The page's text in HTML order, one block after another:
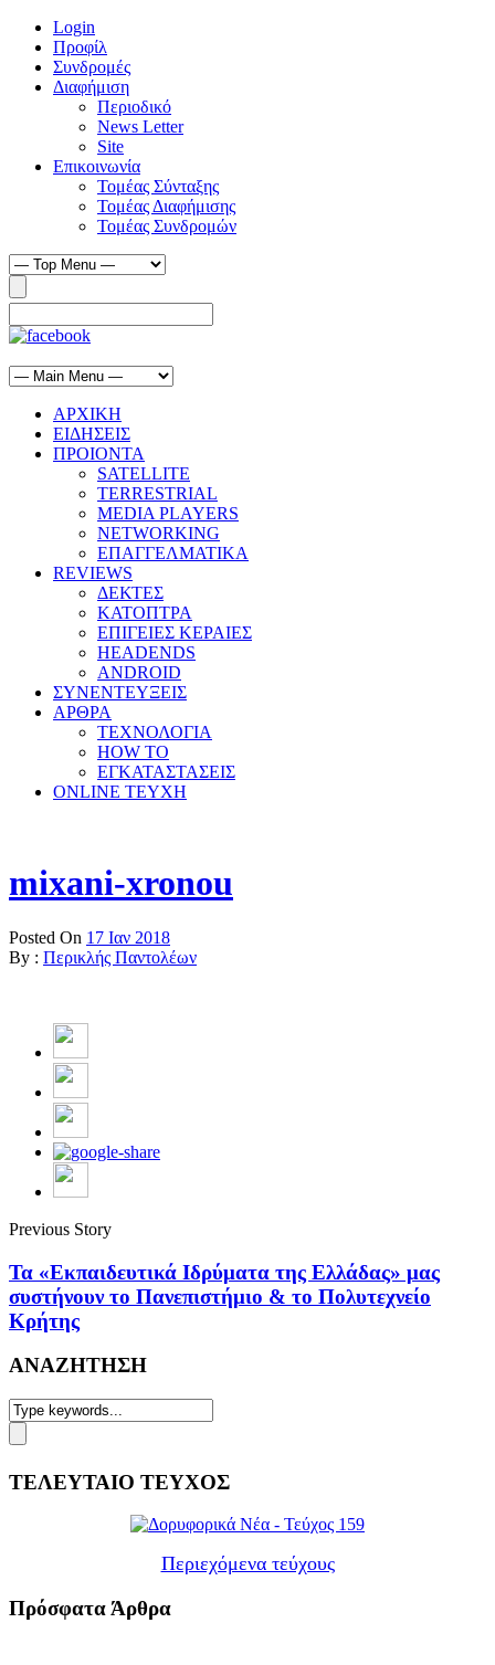
Login
Προφίλ
Συνδρομές
Διαφήμιση
Περιοδικό
News Letter
Site
Επικοινωνία
Τομέας Σύνταξης
Τομέας Διαφήμισης
Τομέας Συνδρομών
ΑΡΧΙΚΗ
ΕΙΔΗΣΕΙΣ
ΠΡΟΙΟΝΤΑ
SATELLITE
TERRESTRIAL
MEDIA PLAYERS
NETWORKING
ΕΠΑΓΓΕΛΜΑΤΙΚΑ
REVIEWS
ΔΕΚΤΕΣ
ΚΑΤΟΠΤΡΑ
ΕΠΙΓΕΙΕΣ ΚΕΡΑΙΕΣ
HEADENDS
ANDROID
ΣΥΝΕΝΤΕΥΞΕΙΣ
ΑΡΘΡΑ
ΤΕΧΝΟΛΟΓΙΑ
HOW TO
ΕΓΚΑΤΑΣΤΑΣΕΙΣ
ONLINE TEYXH
mixani-xronou
Posted On 17 Ιαν 2018
By : Περικλής Παντολέων
Previous Story
Τα «Εκπαιδευτικά Ιδρύματα της Ελλάδας» μας
συστήνουν το Πανεπιστήμιο & το Πολυτεχνείο
Κρήτης
ΑΝΑΖΗΤΗΣΗ
ΤΕΛΕΥΤΑΙΟ ΤΕΥΧΟΣ
Περιεχόμενα τεύχους
Πρόσφατα Άρθρα